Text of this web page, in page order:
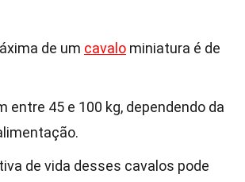
de um cavalo miniatura é de
entre 45 e 100 kg, dependendo da
de vida desses cavalos pode